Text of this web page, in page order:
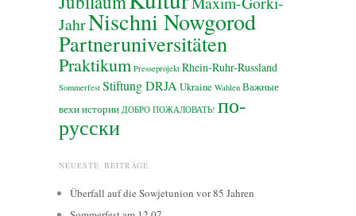
JahrNischni Nowgorod
Partneruniversitäten
Praktikum Presseprojekt Rhein-Ruhr-Russland
Sommerfest Stiftung DRJA Ukraine Wahlen Важные
вехи истории ДОБРО ПОЖАЛОВАТЬ! по-
русски
NEUESTE BEITRÄGE
Überfall auf die Sowjetunion vor 85 Jahren